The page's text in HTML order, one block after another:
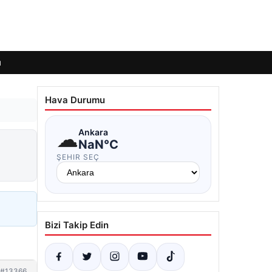
Hava Durumu
☁Ankara
NaN°C
ŞEHIR SEÇ
Bizi Takip Edin